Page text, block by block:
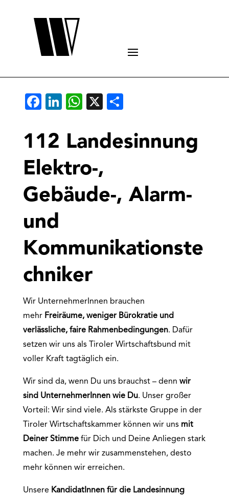
Facebook
LinkedIn
WhatsApp
X
112 Landesinnung
Elektro-,
Gebäude-, Alarm-
und
Kommunikationste
chniker
Wir UnternehmerInnen brauchen
mehr Freiräume, weniger Bürokratie und
verlässliche, faire Rahmenbedingungen. Dafür
setzen wir uns als Tiroler Wirtschaftsbund mit
voller Kraft tagtäglich ein.
Wir sind da, wenn Du uns brauchst – denn wir
sind UnternehmerInnen wie Du. Unser großer
Vorteil: Wir sind viele. Als stärkste Gruppe in der
Tiroler Wirtschaftskammer können wir uns mit
Deiner Stimme für Dich und Deine Anliegen stark
machen. Je mehr wir zusammenstehen, desto
mehr können wir erreichen.
Unsere KandidatInnen für die Landesinnung